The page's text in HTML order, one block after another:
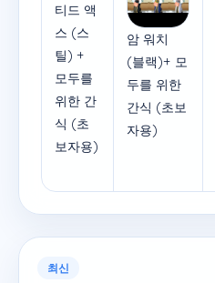
티드 액
스 (스
틸) +
모두를
위한 간
식 (초
보자용)
암 워치
(블랙)+ 모
두를 위한
간식 (초보
자용)
최신